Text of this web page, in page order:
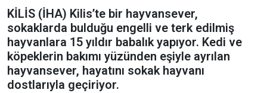
KİLİS (İHA) Kilis’te bir hayvansever,
sokaklarda bulduğu engelli ve terk edilmiş
hayvanlara 15 yıldır babalık yapıyor. Kedi ve
köpeklerin bakımı yüzünden eşiyle ayrılan
hayvansever, hayatını sokak hayvanı
dostlarıyla geçiriyor.